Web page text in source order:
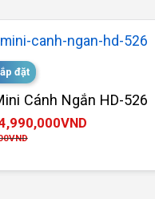
đặt
Cánh Ngắn HD-526
VND
VND